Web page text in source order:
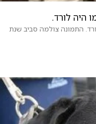
היה לורד.
התמונה צולמה סביב שנת